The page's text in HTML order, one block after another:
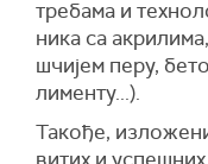
тре­ба­ма и
ни­ка са
шчи­јем пе­ру,
ли­мен­ту...).
Та­ко­ђе,